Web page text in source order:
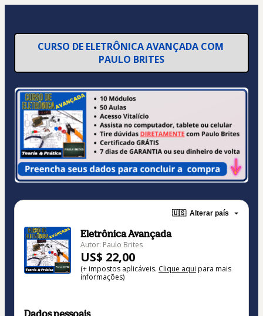
CURSO DE ELETRÔNICA AVANÇADA COM
PAULO BRITES
🇺🇸 Alterar país
Eletrônica Avançada
Autor: Paulo Brites
US$ 22,00
(+ impostos aplicáveis. Clique aqui para mais
informações)
Dados pessoais